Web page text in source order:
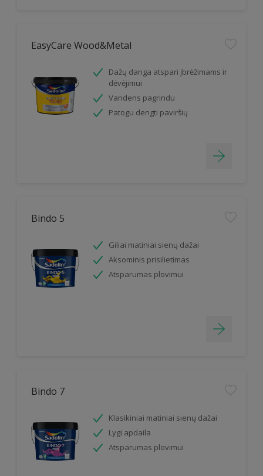
EasyCare Wood&Metal
Dažų danga atspari įbrėžimams ir
dėvėjimui
Vandens pagrindu
Patogu dengti paviršių
Bindo 5
Giliai matiniai sienų dažai
Aksominis prisilietimas
Atsparumas plovimui
Bindo 7
Klasikiniai matiniai sienų dažai
Lygi apdaila
Atsparumas plovimui